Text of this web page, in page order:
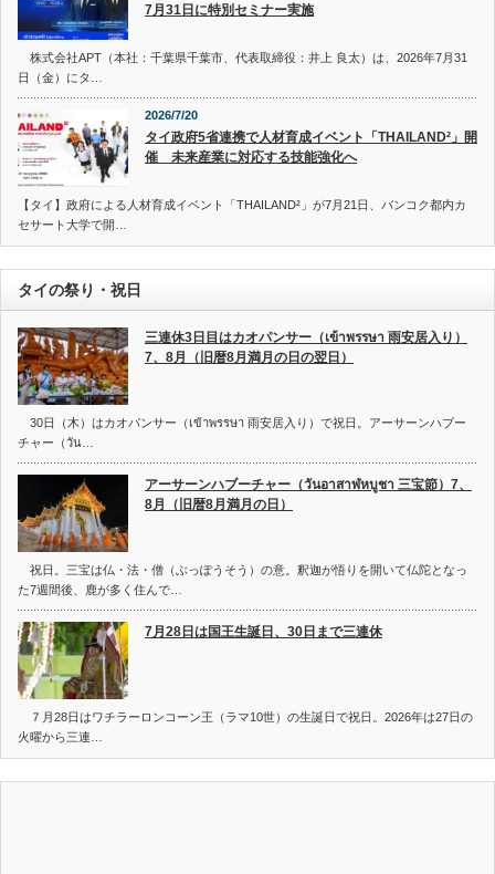
7月31日に特別セミナー実施
株式会社APT（本社：千葉県千葉市、代表取締役：井上 良太）は、2026年7月31
日（金）にタ…
2026/7/20
タイ政府5省連携で人材育成イベント「THAILAND²」開
催 未来産業に対応する技能強化へ
【タイ】政府による人材育成イベント「THAILAND²」が7月21日、バンコク都内カ
セサート大学で開…
タイの祭り・祝日
三連休3日目はカオパンサー（เข้าพรรษา 雨安居入り）
7、8月（旧暦8月満月の日の翌日）
30日（木）はカオパンサー（เข้าพรรษา 雨安居入り）で祝日。アーサーンハブー
チャー（วัน…
アーサーンハブーチャー（วันอาสาฬหบูชา 三宝節）7、
8月（旧暦8月満月の日）
祝日。三宝は仏・法・僧（ぶっぽうそう）の意。釈迦が悟りを開いて仏陀となっ
た7週間後、鹿が多く住んで…
7月28日は国王生誕日、30日まで三連休
７月28日はワチラーロンコーン王（ラマ10世）の生誕日で祝日。2026年は27日の
火曜から三連…